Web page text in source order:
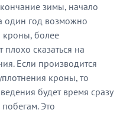
зимы, начало
один год возможно
кроны, более
сказаться на
Если производится
кроны, то
будет время сразу
Это